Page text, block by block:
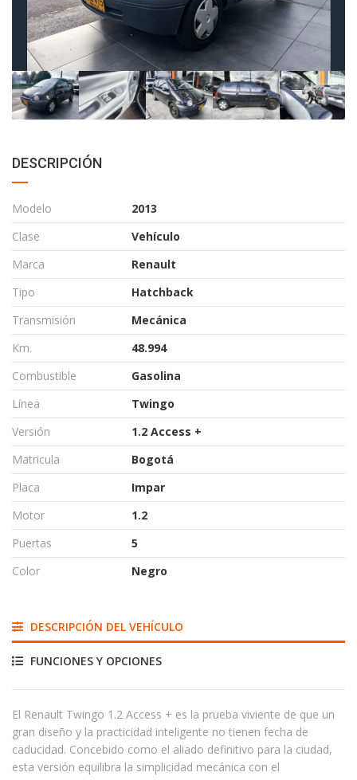
DESCRIPCIÓN
Modelo
2013
Clase
Vehículo
Marca
Renault
Tipo
Hatchback
Transmisión
Mecánica
Km.
48.994
Combustible
Gasolina
Línea
Twingo
Versión
1.2 Access +
Matricula
Bogotá
Placa
Impar
Motor
1.2
Puertas
5
Color
Negro
DESCRIPCIÓN DEL VEHÍCULO
FUNCIONES Y OPCIONES
El Renault Twingo 1.2 Access + es la prueba viviente de que un
gran diseño y la practicidad inteligente no tienen fecha de
caducidad. Concebido como el aliado definitivo para la ciudad,
esta versión equilibra la simplicidad mecánica con el